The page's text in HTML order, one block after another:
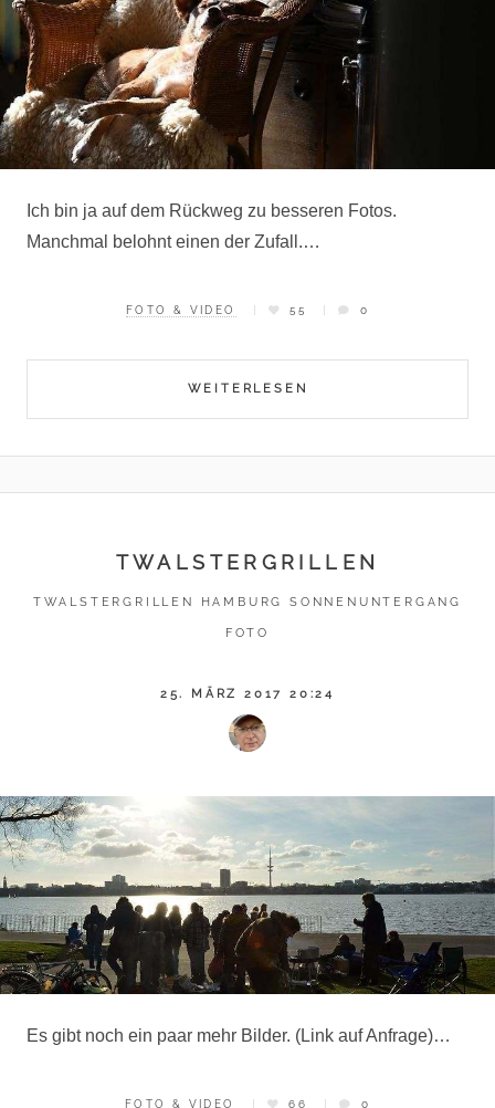
Ich bin ja auf dem Rückweg zu besseren Fotos.
Manchmal belohnt einen der Zufall.…
WEITERLESEN
FOTO & VIDEO 55 0
TWALSTERGRILLEN
TWALSTERGRILLEN HAMBURG SONNENUNTERGANG
FOTO
25. MÄRZ 2017 20:24
Es gibt noch ein paar mehr Bilder. (Link auf Anfrage)…
FOTO & VIDEO 66 0